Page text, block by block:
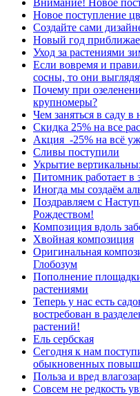
Внимание! Новое
Новое поступление
Создайте сами
Новый год
Уход за растениями
Если вовремя и
сосны, то они
Почему при
крупномеры?
Чем заняться в саду в
Скидка 25% на все
Акция -25% на всё
Сливы поступили
Укрытие
Питомник работает в
Иногда мы создаём
Поздравляем с
Рождеством!
Композиция вдоль
Хвойная композиция
Оригинальная
Глобозум
Пополнение
растениями
Теперь у нас есть
востребован в
растений!
Ель сербская
Сегодня к нам
обыкновенных
Польза и вред
Совсем не редкость